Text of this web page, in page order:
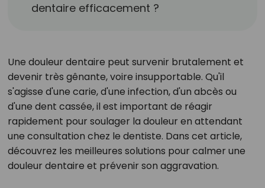
dentaire efficacement ?
Une douleur dentaire peut survenir brutalement et
devenir très gênante, voire insupportable. Qu'il
s'agisse d'une carie, d'une infection, d'un abcès ou
d'une dent cassée, il est important de réagir
rapidement pour soulager la douleur en attendant
une consultation chez le dentiste. Dans cet article,
découvrez les meilleures solutions pour calmer une
douleur dentaire et prévenir son aggravation.